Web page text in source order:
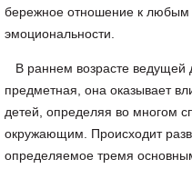
бережное отношение к любым
эмоциональности.
В раннем возрасте ведущей
предметная, она оказывает
детей, определяя во многом
окружающим. Происходит
определяемое тремя